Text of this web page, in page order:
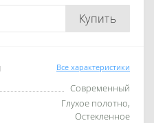
Купить
Все характеристики
Современный
Глухое полотно,
Остекленное